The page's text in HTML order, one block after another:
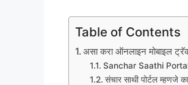
Table of Contents
असा करा ऑनलाइन मोबाइल
Sanchar Saathi
संचार साथी पोर्टल